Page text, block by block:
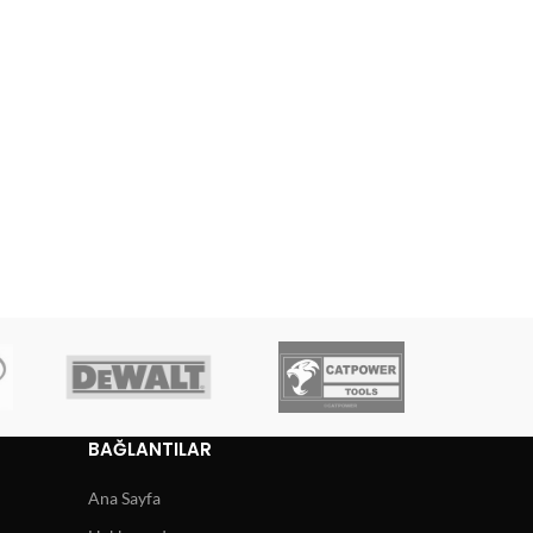
BAĞLANTILAR
Ana Sayfa